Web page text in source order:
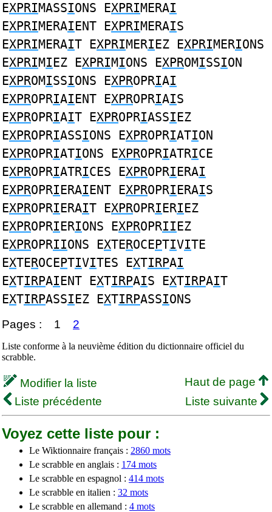
EXPRIMASSIONS EXPRIMERAI
EXPRIMERAIENT EXPRIMERAIS
EXPRIMERAIT EXPRIMERIEZ EXPRIMERIONS
EXPRIMIEZ EXPRIMIONS EXPROMISSION
EXPROMISSIONS EXPROPRIAI
EXPROPRIAIENT EXPROPRIAIS
EXPROPRIAIT EXPROPRIASSIEZ
EXPROPRIASSIONS EXPROPRIATION
EXPROPRIATIONS EXPROPRIATRICE
EXPROPRIATRICES EXPROPRIERAI
EXPROPRIERAIENT EXPROPRIERAIS
EXPROPRIERAIT EXPROPRIERIEZ
EXPROPRIERIONS EXPROPRIIEZ
EXPROPRIIONS EXTEROCEPTIVITE
EXTEROCEPTIVITES EXTIRPAI
EXTIRPAIENT EXTIRPAIS EXTIRPAIT
EXTIRPASSIEZ EXTIRPASSIONS
Pages : 1 2
Liste conforme à la neuvième édition du dictionnaire officiel du
scrabble.
Modifier la liste
Haut de page
Liste précédente
Liste suivante
Voyez cette liste pour :
Le Wiktionnaire français : 2860 mots
Le scrabble en anglais : 174 mots
Le scrabble en espagnol : 414 mots
Le scrabble en italien : 32 mots
Le scrabble en allemand : 4 mots